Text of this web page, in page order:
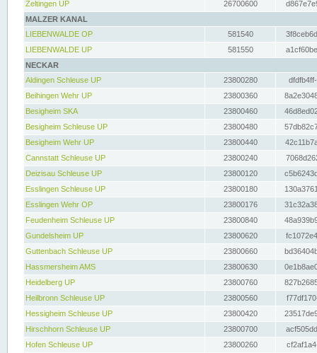
Zeltingen UP
26700600
MALZER KANAL
LIEBENWALDE OP
581540
LIEBENWALDE UP
581550
NECKAR
Aldingen Schleuse UP
23800280
Beihingen Wehr UP
23800360
Besigheim SKA
23800460
Besigheim Schleuse UP
23800480
Besigheim Wehr UP
23800440
Cannstatt Schleuse UP
23800240
Deizisau Schleuse UP
23800120
Esslingen Schleuse UP
23800180
Esslingen Wehr OP
23800176
Feudenheim Schleuse UP
23800840
Gundelsheim UP
23800620
Guttenbach Schleuse UP
23800660
Hassmersheim AMS
23800630
Heidelberg UP
23800760
Heilbronn Schleuse UP
23800560
Hessigheim Schleuse UP
23800420
Hirschhorn Schleuse UP
23800700
Hofen Schleuse UP
23800260